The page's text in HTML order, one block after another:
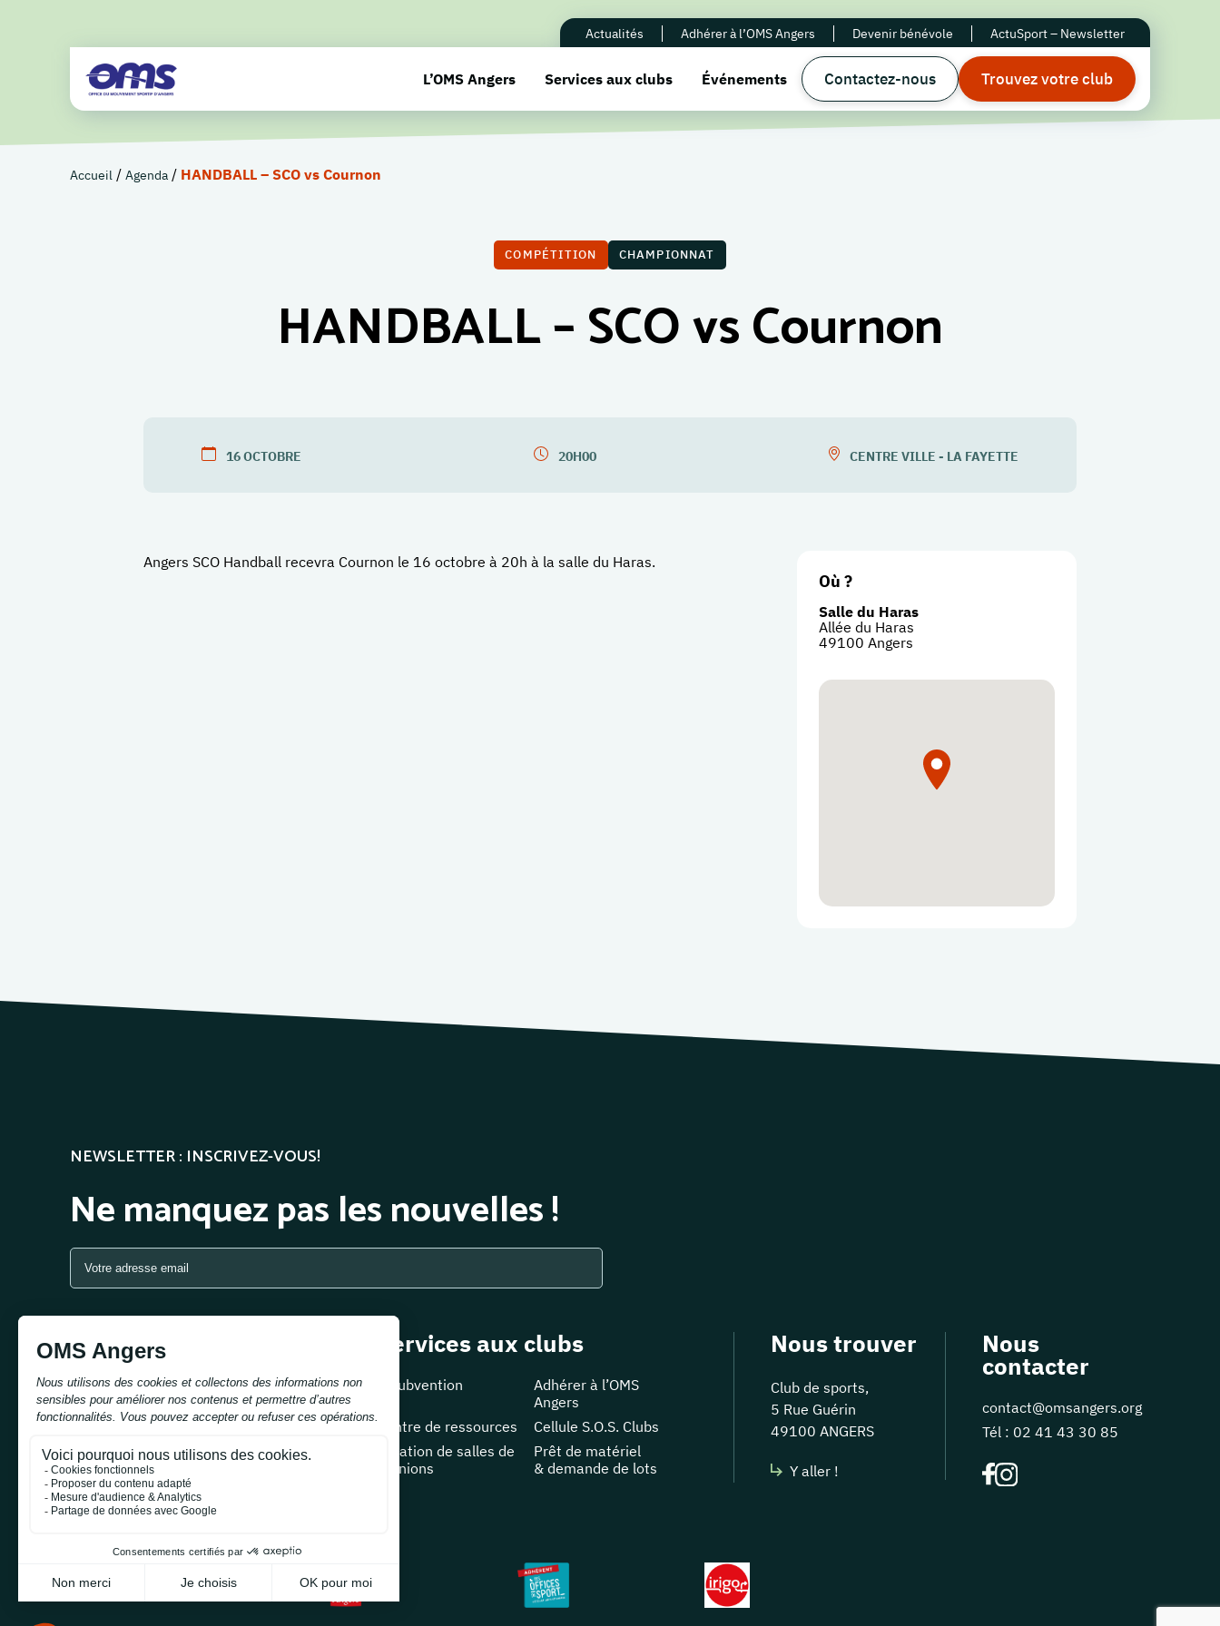
Actualités Adhérer à l’OMS Angers Devenir bénévole ActuSport – Newsletter
L’OMS Angers Services aux clubs Événements Contactez-nous Trouvez votre club
Accueil / Agenda / HANDBALL – SCO vs Cournon
COMPÉTITION CHAMPIONNAT
HANDBALL – SCO vs Cournon
16OCTOBRE 20H00 CENTRE VILLE - LA FAYETTE
Angers SCO Handball recevra Cournon le 16 octobre à 20h à la salle du Haras.
Où ?
Salle du Haras
Allée du Haras
49100 Angers
NEWSLETTER : INSCRIVEZ-VOUS!
Ne manquez pas les nouvelles !
S'inscrire Services aux clubs
E-subvention
Adhérer à l’OMS
Angers
Centre de ressources
Cellule S.O.S. Clubs
Location de salles de
réunions
Prêt de matériel
& demande de lots
Nous trouver
Club de sports,
5 Rue Guérin
49100 ANGERS
Y aller !
Nous
contacter
contact@omsangers.org
Tél : 02 41 43 30 85